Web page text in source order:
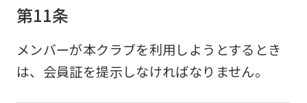
第11条
メンバーが本クラブを利用しようとするとき
は、会員証を提示しなければなりません。